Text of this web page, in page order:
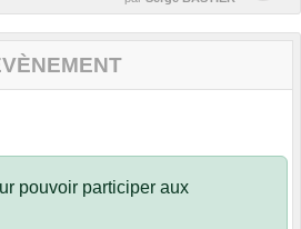
pouvoir participer aux